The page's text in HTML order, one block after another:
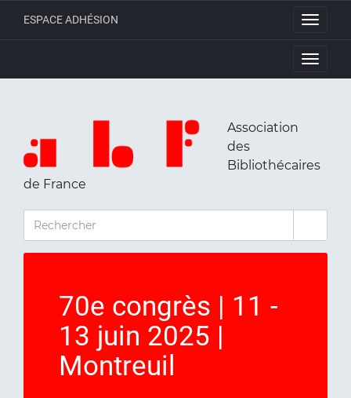
Toggle
ESPACE ADHÉSION
Toggle
Association
des
Bibliothécaires
de France
RECHERCHER
70e congrès | 11 -
13 juin 2025 |
Montreuil